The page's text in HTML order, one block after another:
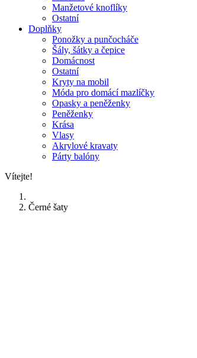
Manžetové knoflíky
Ostatní
Doplňky
Ponožky a punčocháče
Šály, šátky a čepice
Domácnost
Ostatní
Kryty na mobil
Móda pro domácí mazlíčky
Opasky a peněženky
Peněženky
Krása
Vlasy
Akrylové kravaty
Párty balóny
Vítejte!
Černé šaty